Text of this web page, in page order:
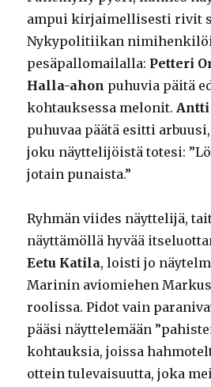
ampui kirjaimellisesti rivit
Nykypolitiikan
pesäpallomailalla: Petteri
Halla-ahon puhuvia päitä
kohtauksessa melonit.
puhuvaa päätä esitti
joku näyttelijöistä totesi:
jotain punaista.”
Ryhmän viides näyttelijä,
näyttämöllä hyvää
Eetu Katila, loisti jo
Marinin aviomiehen
roolissa. Pidot vain
pääsi näyttelemään
kohtauksia, joissa
ottein tulevaisuutta, joka